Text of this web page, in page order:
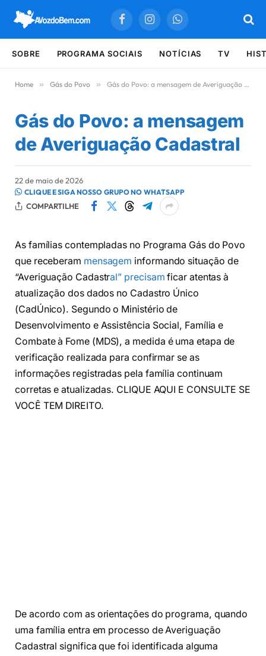
FacebookInstagramWhatsApp
SOBRE PROGRAMA SOCIAIS NOTÍCIAS TV
Home » Gás do Povo » Gás do Povo: a mensagem de Averiguação Cadastral
Gás do Povo: a mensagem
de Averiguação Cadastral
22 de maio de 2026
CLIQUE E SIGA NOSSO GRUPO NO WHATSAPP
COMPARTILHE
As famílias contempladas no Programa Gás do Povo
que receberam mensagem informando situação de
“Averiguação Cadastral” precisamficar atentas à
atualização dos dados no Cadastro Único
(CadÚnico). Segundo o Ministério de
Desenvolvimento e Assistência Social, Família e
Combate à Fome (MDS), a medida é uma etapa de
verificação realizada para confirmar se as
informações registradas pela família continuam
corretas e atualizadas. CLIQUE AQUI E CONSULTE SE
VOCÊ TEM DIREITO.
De acordo com as orientações do programa, quando
uma família entra em processo de Averiguação
Cadastral significa que foi identificada alguma